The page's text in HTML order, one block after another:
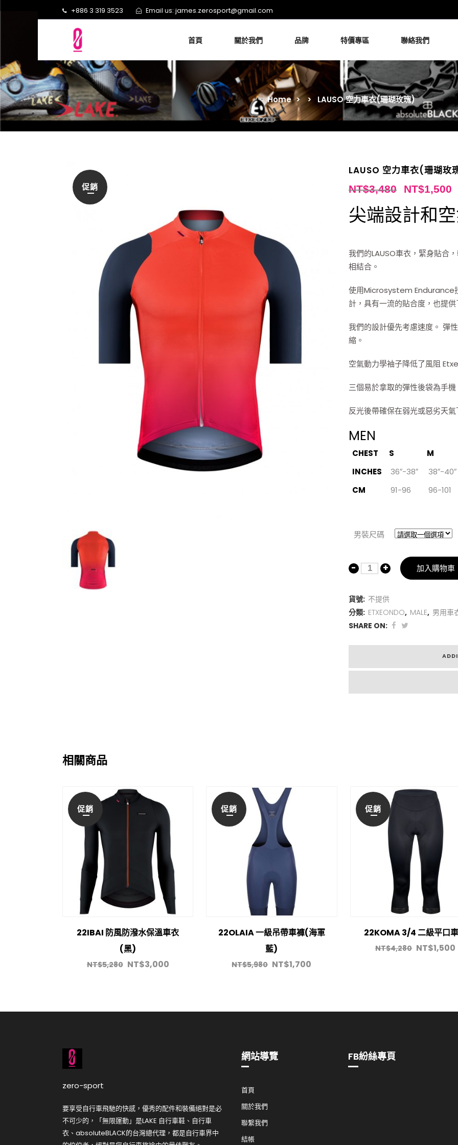
+886 3 319 3523 Email us: james.zerosport@gmail.com
首頁 關於我們 品牌 特價專區 聯絡我們
Home > > LAUSO 空力車衣(珊瑚玫瑰)
促銷
LAUSO 空力車衣(珊瑚玫
NT$3,480 NT$1,500
尖端設計和
我們的LAUSO車衣，緊身貼合
相結合。
使用Microsystem Endurance
計，具有一流的貼合度，也提
我們的設計優先考慮速度。 彈
縮。
空氣動力學袖子降低了風阻
三個易於拿取的彈性後袋為手
反光後帶確保在弱光或惡劣天
MEN
CHEST S
M
INCHES
36″-38″
38″-40″
CM
91-96 96-101
男裝尺碼
加入購物車
貨號: 不提供
分類: ETXEONDO, MALE, 男用車
SHARE ON:
相關商品
促銷
22IBAI 防風防潑水保溫車衣
(黑)
NT$5,280 NT$3,000
促銷
22OLAIA 一級吊帶車褲(海軍
藍)
NT$5,980 NT$1,700
促銷
22KOMA 3/4 二級平口
NT$4,280 NT$1,500
zero-sport
要享受自行車飛馳的快感，優秀的配件和裝備絕對是必
不可少的，「無限運動」是LAKE 自行車鞋、自行車
衣、absoluteBLACK的台灣總代理，都是自行車界中
網站導覽
首頁
關於我們
聯繫我們
結帳
FB紛絲專頁